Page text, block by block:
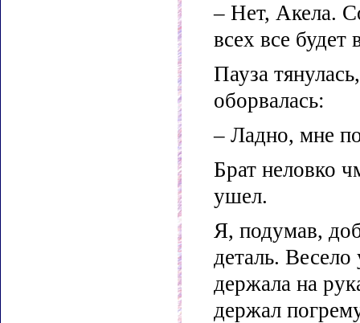
– Нет, Акела.
всех все будет
Пауза
оборвалась:
– Ладно, мне
Брат неловко
ушел.
Я, подумав,
деталь.
держала на
держал